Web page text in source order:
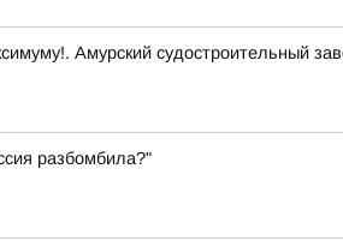
Амурский судостроительный
разбомбила?"